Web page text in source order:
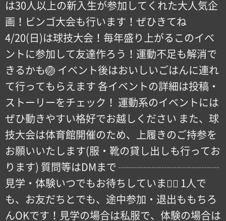
は30人以上の新入生が参加してくれた大人気企
画！ビンゴ大会も行います！ぜひきてね
4/20(日)は球技大会！毎年盛り上がるこのイベ
ントに参加して友達作ろう！運動不足も解消で
きるかも🏐 イベント後はおいしいごはんに連れ
て行ってもらえます 各イベントの詳細は投稿・
ストーリーをチェック！ 運動系のイベントには
ぜひ動きやすい格好でお越しください また、球
技大会は体育館開催のため、上履きのご持参を
お願いいたします(服・靴の貸し出しも行ってお
ります) 質問等はDMまで ┈┈┈┈┈┈┈┈┈┈
見学・体験いつでもお待ちしています🏻 1人で
も、お友だちとでも、途中参加・退出ももちろ
んOKです！見学の場合は私服で、体験の場合は